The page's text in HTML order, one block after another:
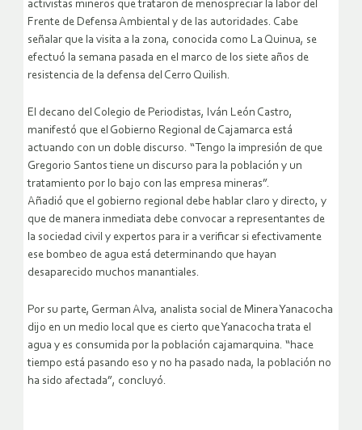
activistas mineros que trataron de menospreciar la labor del
Frente de Defensa Ambiental y de las autoridades. Cabe
señalar que la visita a la zona, conocida como La Quinua, se
efectuó la semana pasada en el marco de los siete años de
resistencia de la defensa del Cerro Quilish.
El decano del Colegio de Periodistas, Iván León Castro,
manifestó que el Gobierno Regional de Cajamarca está
actuando con un doble discurso. “Tengo la impresión de que
Gregorio Santos tiene un discurso para la población y un
tratamiento por lo bajo con las empresa mineras”.
Añadió que el gobierno regional debe hablar claro y directo, y
que de manera inmediata debe convocar a representantes de
la sociedad civil y expertos para ir a verificar si efectivamente
ese bombeo de agua está determinando que hayan
desaparecido muchos manantiales.
Por su parte, German Alva, analista social de Minera Yanacocha
dijo en un medio local que es cierto que Yanacocha trata el
agua y es consumida por la población cajamarquina. “hace
tiempo está pasando eso y no ha pasado nada, la población no
ha sido afectada”, concluyó.